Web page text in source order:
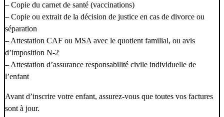
– Copie du carnet de santé (vaccinations)
– Copie ou extrait de la décision de justice en cas de divorce ou
séparation
– Attestation CAF ou MSA avec le quotient familial, ou avis
d’imposition N-2
– Attestation d’assurance responsabilité civile individuelle de
l’enfant
Avant d’inscrire votre enfant, assurez-vous que toutes vos factures
sont à jour.